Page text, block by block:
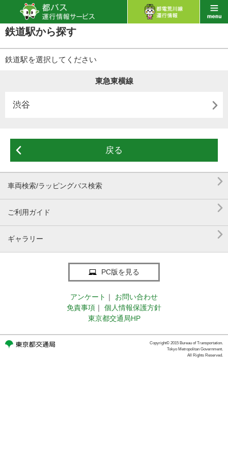
鉄道駅から探す
鉄道駅を選択してください
東急東横線
渋谷 
 戻る
車両検索/ラッピングバス検索 
ご利用ガイド 
ギャラリー 
PC版を見る
アンケート ｜
お問い合わせ
免責事項 ｜
個人情報保護方針
東京都交通局HP
Copyright© 2015 Bureau of Transportation.
Tokyo Metropolitan Government.
All Rights Reserved.